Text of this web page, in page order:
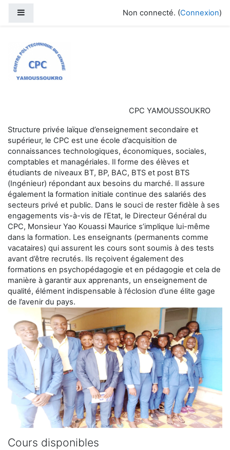
Non connecté. (Connexion)
CPC YAMOUSSOUKRO
Structure privée laïque d’enseignement secondaire et
supérieur, le CPC est une école d’acquisition de
connaissances technologiques, économiques, sociales,
comptables et managériales. Il forme des élèves et
étudiants de niveaux BT, BP, BAC, BTS et post BTS
(Ingénieur) répondant aux besoins du marché. Il assure
également la formation initiale continue des salariés des
secteurs privé et public. Dans le souci de rester fidèle à ses
engagements vis-à-vis de l’Etat, le Directeur Général du
CPC, Monsieur Yao Kouassi Maurice s’implique lui-même
dans la formation. Les enseignants (permanents comme
vacataires) qui assurent les cours sont soumis à des tests
avant d’être recrutés. Ils reçoivent également des
formations en psychopédagogie et en pédagogie et cela de
manière à garantir aux apprenants, un enseignement de
qualité, élément indispensable à l’éclosion d’une élite gage
de l’avenir du pays.
Cours disponibles